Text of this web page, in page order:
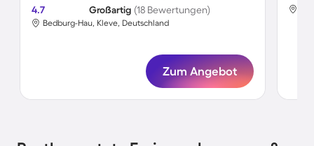
4.7 Großartig (18 Bewertungen)
Bedburg-Hau, Kleve, Deutschland
Zum Angebot